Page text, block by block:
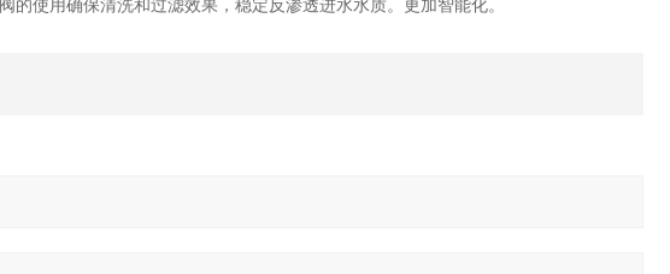
使用确保清洗和过滤效果，稳定反渗透进水水质。更加智能化。